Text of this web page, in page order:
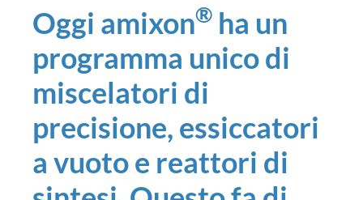
Oggi amixon® ha un
programma unico di
miscelatori di
precisione, essiccatori
a vuoto e reattori di